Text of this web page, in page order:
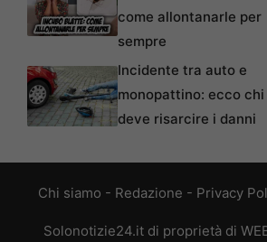
come allontanarle per
sempre
Incidente tra auto e
monopattino: ecco chi
deve risarcire i danni
Chi siamo - Redazione - Privacy
Solonotizie24.it di proprietà di